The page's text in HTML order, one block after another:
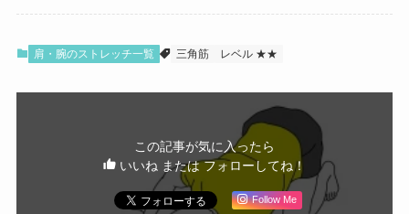
肩・腕のストレッチ一覧 三角筋 レベル ★★
この記事が気に入ったら
いいね または フォローしてね！
Follow Me